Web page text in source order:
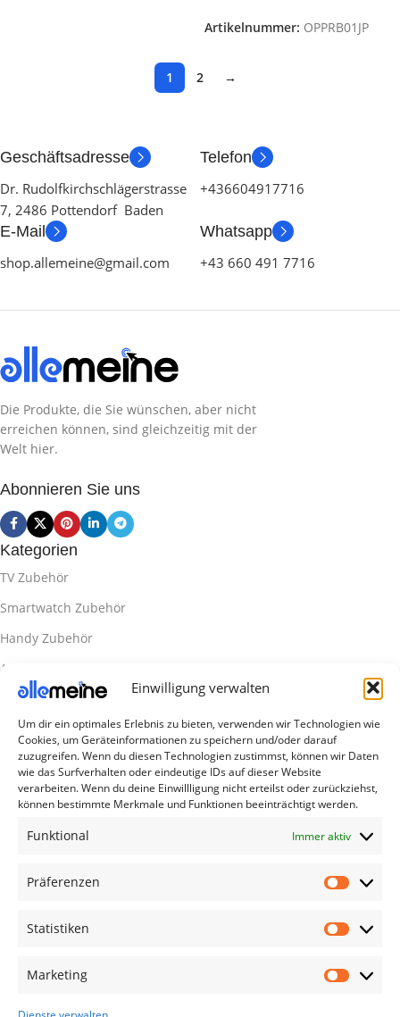
Einwilligung verwalten
Um dir ein optimales Erlebnis zu bieten, verwenden wir Technologien wie
Cookies, um Geräteinformationen zu speichern und/oder darauf
zuzugreifen. Wenn du diesen Technologien zustimmst, können wir Daten
wie das Surfverhalten oder eindeutige IDs auf dieser Website
verarbeiten. Wenn du deine Einwillligung nicht erteilst oder zurückziehst,
können bestimmte Merkmale und Funktionen beeinträchtigt werden.
Funktional Immer aktiv
Präferenzen
Statistiken
Marketing
Artikelnummer: OPPRB01JP
1 2 →
Geschäftsadresse
Dr. Rudolfkirchschlägerstrasse
7, 2486 Pottendorf Baden
Telefon
+436604917716
E-Mail
shop.allemeine@gmail.com
Whatsapp
+43 660 491 7716
Die Produkte, die Sie wünschen, aber nicht
erreichen können, sind gleichzeitig mit der
Welt hier.
Abonnieren Sie uns
Kategorien
TV Zubehör
Smartwatch Zubehör
Handy Zubehör
Airpod Zubehör
Gamingsachen
Useful Links
Aktionen
Blog
Lieferung & Rückgabe
Outlet